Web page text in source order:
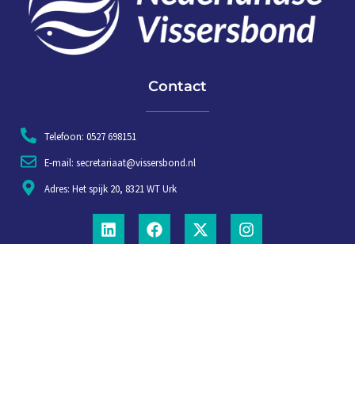
Contact
Telefoon: 0527 698151
E-mail: secretariaat@vissersbond.nl
Adres: Het spijk 20, 8321 WT Urk